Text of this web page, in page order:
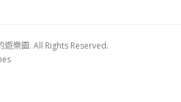
樂園. All Rights Reserved.